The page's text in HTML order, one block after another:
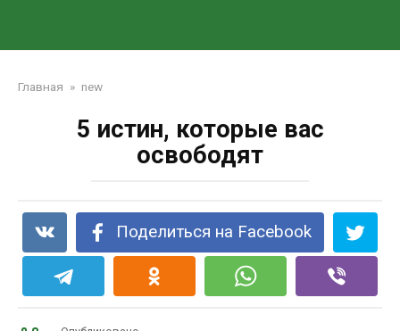
Главная » new
5 истин, которые вас
освободят
Поделиться на Facebook